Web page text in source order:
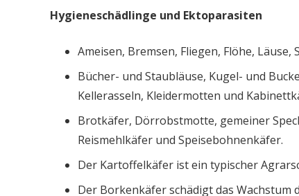
Hygieneschädlinge und Ektoparasiten
Ameisen, Bremsen, Fliegen, Flöhe,
Bücher- und Staubläuse, Kugel- und
Kellerasseln, Kleidermotten und
Brotkäfer, Dörrobstmotte, gemeiner
Reismehlkäfer und Speisebohnenkäfer.
Der Kartoffelkäfer ist ein typischer
Der Borkenkäfer schädigt das Wachstum